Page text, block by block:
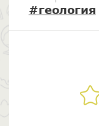
#геология